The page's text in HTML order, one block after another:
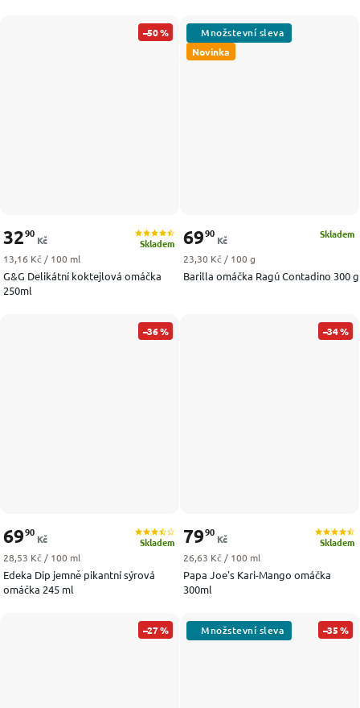
–50 %
G&G Delikátní koktejlová omáčka
250ml
Skladem
3290
Kč
Měrná cena:
13,16 Kč / 100 ml
Novinka
Barilla omáčka Ragú Contadino 300 g
Skladem
6990
Kč
Měrná cena:
23,30 Kč / 100 g
–36 %
Edeka Dip jemně pikantní sýrová
omáčka 245 ml
Skladem
6990
Kč
Měrná cena:
28,53 Kč / 100 ml
–34 %
Papa Joe's Kari-Mango omáčka
300ml
Skladem
7990
Kč
Měrná cena:
26,63 Kč / 100 ml
–27 % –35 %